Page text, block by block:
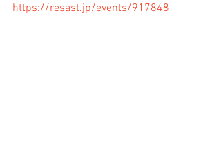
https://resast.jp/events/917848